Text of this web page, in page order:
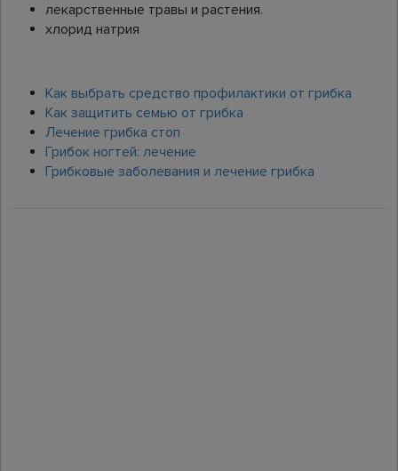
лекарственные травы и растения.
хлорид натрия
Как выбрать средство профилактики от грибка
Как защитить семью от грибка
Лечение грибка стоп
Грибок ногтей: лечение
Грибковые заболевания и лечение грибка